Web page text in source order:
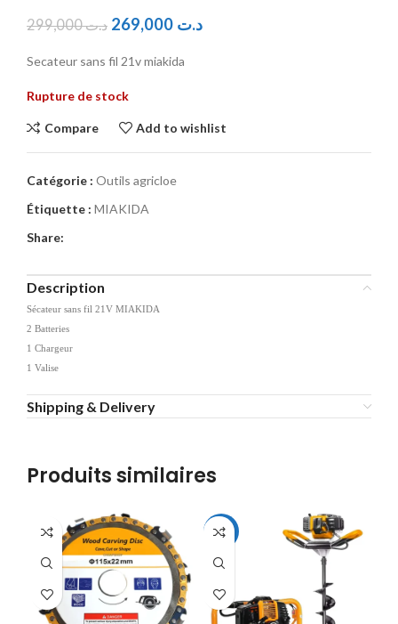
د.ت299,000 د.ت
Secateur sans fil 21v miakida
Rupture de stock
Compare Add to wishlist
Catégorie : Outils agricloe
Étiquette : MIAKIDA
Share:
Description
Sécateur sans fil 21V MIAKIDA
2 Batteries
1 Chargeur
1 Valise
Shipping & Delivery
Produits similaires
-12%